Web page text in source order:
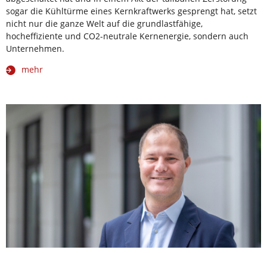
sogar die Kühltürme eines Kernkraftwerks gesprengt hat, setzt
nicht nur die ganze Welt auf die grundlastfähige,
hocheffiziente und CO2-neutrale Kernenergie, sondern auch
Unternehmen.
mehr